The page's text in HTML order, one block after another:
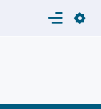
Login